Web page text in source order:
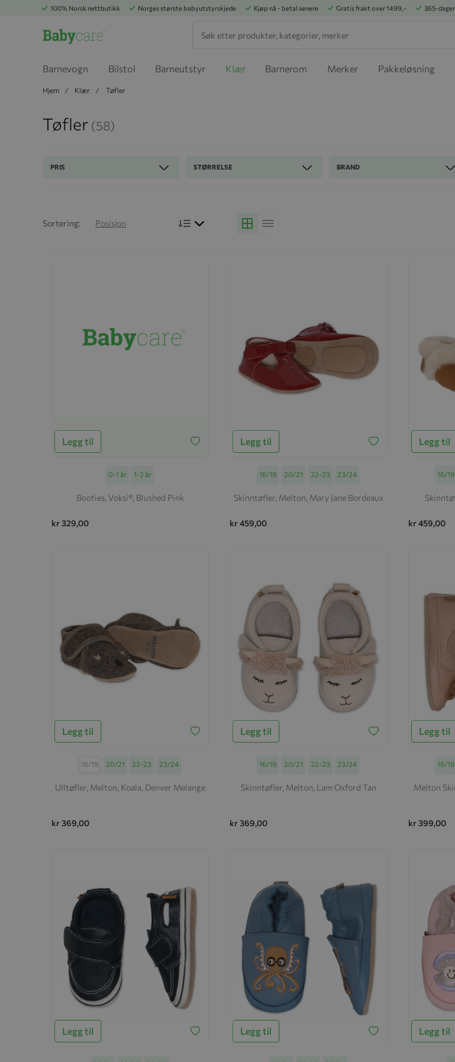
100% Norsk nettbutikk Norges største babyutstyrskjede Kjøp nå - betal senere Gratis frakt over 1499,- 365-
Barnevogn Bilstol Barneutstyr Klær Barnerom Merker Pakkeløsning
Hjem Klær Tøfler
Tøfler (58)
Sortering: Posisjon Bruk synkende rekkefølge
Grid Liste
Legg til
Størrelse
0-1 år 1-2 år
Booties, Voksi®, Blushed Pink
kr 329,00
Legg til
Størrelse
16/19 20/21 22-23 23/24
Skinntøfler, Melton, Mary Jane Bordeaux
kr 459,00
Legg til
16/19
kr 459,00
Legg til
Størrelse
16/19 20/21 22-23 23/24
Ulltøfler, Melton, Koala, Denver Melange
kr 369,00
Legg til
Størrelse
16/19 20/21 22-23 23/24
Skinntøfler, Melton, Lam Oxford Tan
kr 369,00
Legg til
16/19
Melton
kr 399,00
Legg til Legg til Legg til
PRIS STØRRELSE BRAND